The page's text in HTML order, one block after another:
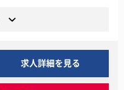
求人詳細を見る